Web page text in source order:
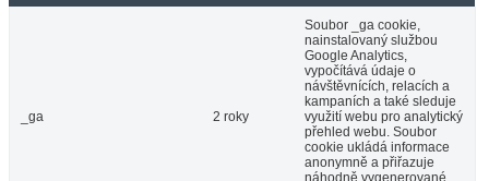
_ga 2 roky
Soubor _ga cookie,
nainstalovaný službou
Google Analytics,
vypočítává údaje o
návštěvnících, relacích a
kampaních a také sleduje
využití webu pro analytický
přehled webu. Soubor
cookie ukládá informace
anonymně a přiřazuje
náhodně vygenerované